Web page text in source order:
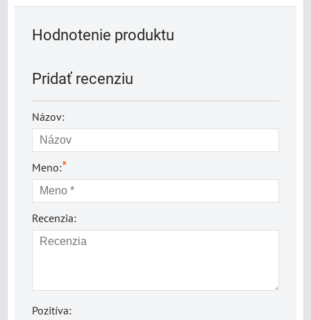
Hodnotenie produktu
Pridať recenziu
Názov:
Meno:*
Recenzia:
Pozitíva: